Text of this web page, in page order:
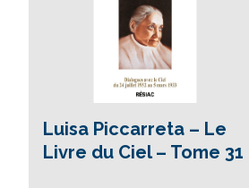
Luisa Piccarreta – Le
Livre du Ciel – Tome 31